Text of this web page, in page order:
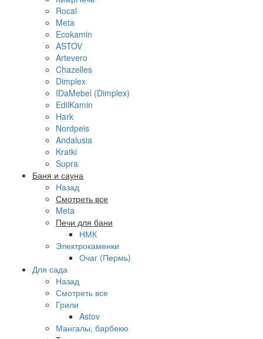
Rocal
Meta
Ecokamin
ASTOV
Artevero
Chazelles
Dimplex
IDaMebel (Dimplex)
EdilKamin
Hark
Nordpeis
Andalusia
Kratki
Supra
Баня и сауна
Назад
Смотреть все
Meta
Печи для бани
НМК
Электрокаменки
Очаг (Пермь)
Для сада
Назад
Смотреть все
Грили
Astov
Мангалы, барбекю